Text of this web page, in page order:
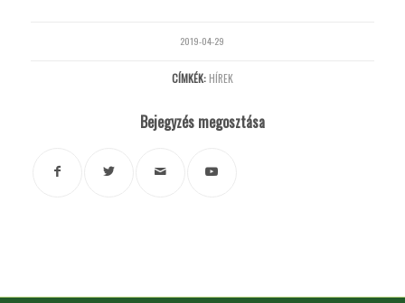
2019-04-29
CÍMKÉK: HÍREK
Bejegyzés megosztása